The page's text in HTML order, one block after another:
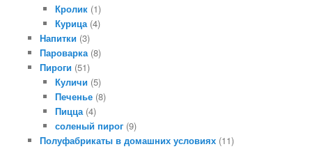
Кролик (1)
Курица (4)
Напитки (3)
Пароварка(8)
Пироги (51)
Куличи (5)
Печенье (8)
Пицца (4)
соленый пирог (9)
Полуфабрикаты в домашних условиях(11)